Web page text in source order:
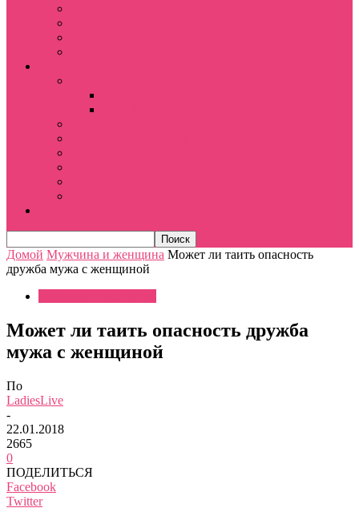
Домой Мужчина и женщина Может ли таить опасность
дружба мужа с женщиной
Может ли таить опасность дружба
мужа с женщиной
По
LadiesLive
-
22.01.2018
2665
0
ПОДЕЛИТЬСЯ
Facebook
Twitter